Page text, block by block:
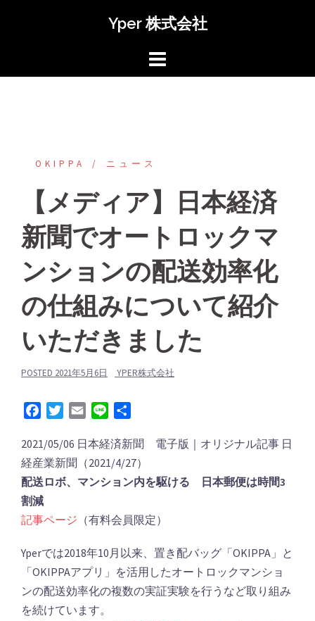
Yper 株式会社
OKIPPA ‎ニュース
【メディア】日本経済
新聞でオートロックマ
ンションの配送効率化
の仕組みについて紹介
いただきました
POSTED 2021年5月6日 YPER株式会社
FacebookTwitterEmail Line
2021/05/06 日本経済新聞 電子版｜オリジナル記事 日
経産業新聞（2021/4/27）
配送ロボ、マンション内を駆ける 日本郵便は時間3
割減
記事ページ （有料会員限定）
Yperでは2018年10月以来、置き配バッグ「OKIPPA」と
「OKIPPAアプリ」を活用したオートロックマンショ
ンの配送効率化の複数の実証実験を行うなど取り組み
を続けています。